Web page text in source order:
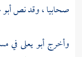
صحابيا ، وقد نص
وأخرجأبو يعلىفي